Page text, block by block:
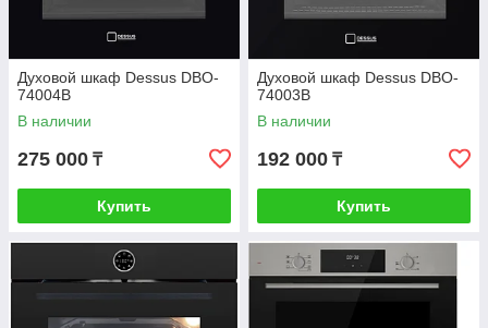
Духовой шкаф Dessus DBO-
74004B
В наличии
275 000 ₸
Купить
Духовой шкаф Dessus DBO-
74003B
В наличии
192 000 ₸
Купить